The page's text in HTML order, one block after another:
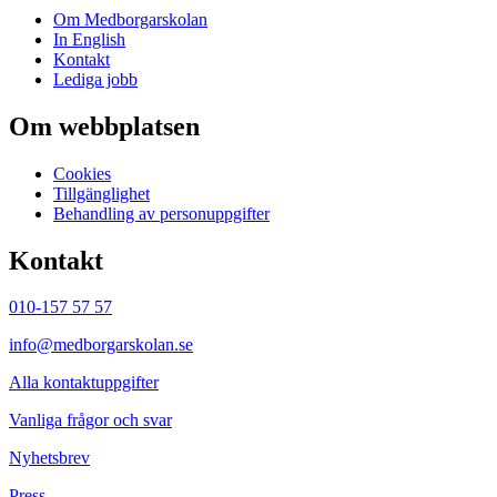
Om Medborgarskolan
In English
Kontakt
Lediga jobb
Om webbplatsen
Cookies
Tillgänglighet
Behandling av personuppgifter
Kontakt
010-157 57 57
info@medborgarskolan.se
Alla kontaktuppgifter
Vanliga frågor och svar
Nyhetsbrev